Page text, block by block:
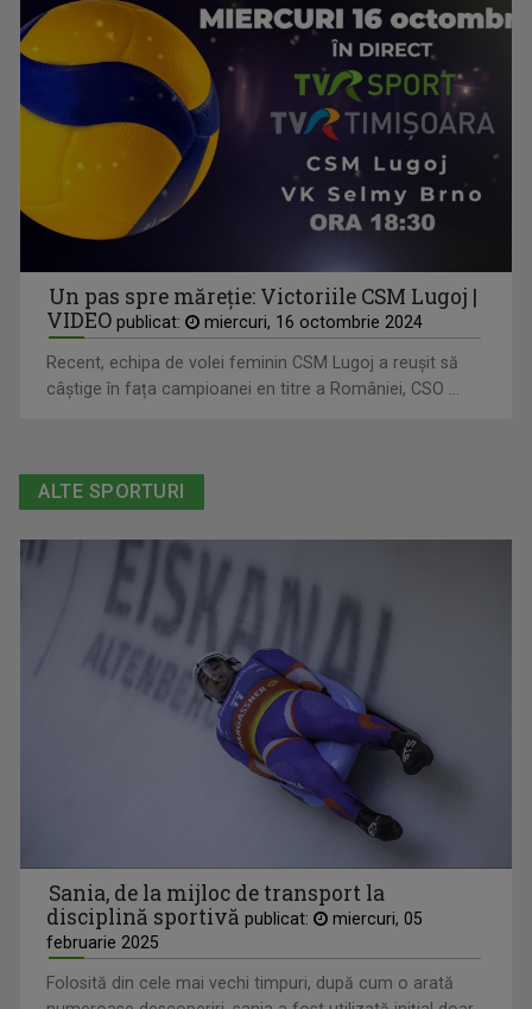
Un pas spre măreție: Victoriile CSM Lugoj |
VIDEO publicat: miercuri, 16 octombrie 2024
Recent, echipa de volei feminin CSM Lugoj a reușit să
câștige în fața campioanei en titre a României, CSO ...
ALTE SPORTURI
Sania, de la mijloc de transport la
disciplină sportivă publicat:
miercuri, 05
februarie 2025
Folosită din cele mai vechi timpuri, după cum o arată